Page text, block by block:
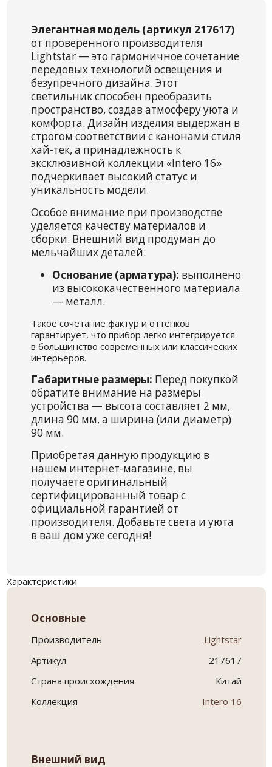
Элегантная модель (артикул 217617)
от проверенного производителя
Lightstar — это гармоничное сочетание
передовых технологий освещения и
безупречного дизайна. Этот
светильник способен преобразить
пространство, создав атмосферу уюта и
комфорта. Дизайн изделия выдержан в
строгом соответствии с канонами стиля
хай-тек, а принадлежность к
эксклюзивной коллекции «Intero 16»
подчеркивает высокий статус и
уникальность модели.
Особое внимание при производстве
уделяется качеству материалов и
сборки. Внешний вид продуман до
мельчайших деталей:
Основание (арматура): выполнено
из высококачественного материала
— металл.
Такое сочетание фактур и оттенков
гарантирует, что прибор легко интегрируется
в большинство современных или классических
интерьеров.
Габаритные размеры: Перед покупкой
обратите внимание на размеры
устройства — высота составляет 2 мм,
длина 90 мм, а ширина (или диаметр)
90 мм.
Приобретая данную продукцию в
нашем интернет-магазине, вы
получаете оригинальный
сертифицированный товар с
официальной гарантией от
производителя. Добавьте света и уюта
в ваш дом уже сегодня!
Характеристики
Основные
Производитель
Lightstar
Артикул
217617
Страна происхождения
Китай
Коллекция
Intero 16
Внешний вид